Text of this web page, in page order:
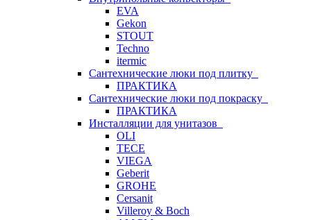
EVA
Gekon
STOUT
Techno
itermic
Сантехнические люки под плитку
ПРАКТИКА
Сантехнические люки под покраску
ПРАКТИКА
Инсталляции для унитазов
OLI
TECE
VIEGA
Geberit
GROHE
Cersanit
Villeroy & Boch